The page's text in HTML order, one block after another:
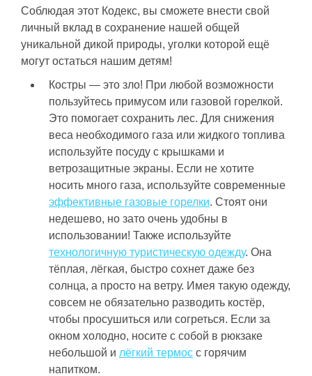
Соблюдая этот Кодекс, вы сможете внести свой
личный вклад в сохранение нашей общей
уникальной дикой природы, уголки которой ещё
могут остаться нашим детям!
Костры — это зло! При любой возможности
пользуйтесь примусом или газовой горелкой.
Это помогает сохранить лес. Для снижения
веса необходимого газа или жидкого топлива
используйте посуду с крышками и
ветрозащитные экраны. Если не хотите
носить много газа, используйте современные
эффективные газовые горелки. Стоят они
недешево, но зато очень удобны в
использовании! Также используйте
технологичную туристическую одежду. Она
тёплая, лёгкая, быстро сохнет даже без
солнца, а просто на ветру. Имея такую одежду,
совсем не обязательно разводить костёр,
чтобы просушиться или согреться. Если за
окном холодно, носите с собой в рюкзаке
небольшой и лёгкий термос с горячим
напитком.